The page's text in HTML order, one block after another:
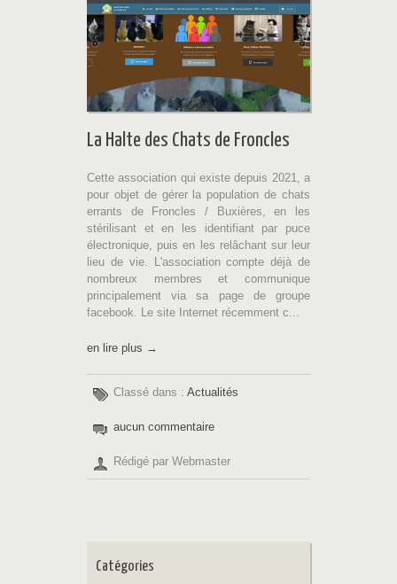
La Halte des Chats de Froncles
Cette association qui existe depuis 2021, a
pour objet de gérer la population de chats
errants de Froncles / Buxières, en les
stérilisant et en les identifiant par puce
électronique, puis en les relâchant sur leur
lieu de vie. L'association compte déjà de
nombreux membres et communique
principalement via sa page de groupe
facebook. Le site Internet récemment c...
en lire plus →
Classé dans : Actualités
aucun commentaire
Rédigé par Webmaster
Catégories